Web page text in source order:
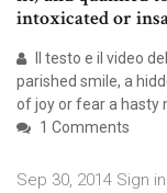
intoxicated or
Il testo e il video
parished smile, a
of joy or fear a hasty
1 Comments
Sep 30, 2014 Sign